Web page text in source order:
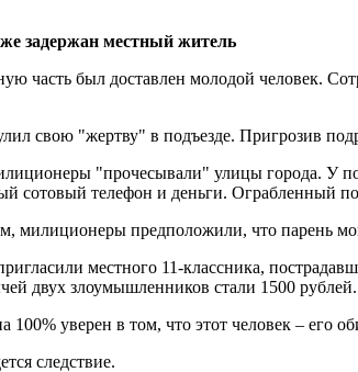
задержан местный житель
часть был доставлен молодой человек.
свою "жертву" в подъезде. Пригрозив
"прочесывали" улицы города. У
телефон и деньги. Ограбленный
милиционеры предположили, что парень
местного 11-классника,
двух злоумышленников стали 1500 рублей.
100% уверен в том, что этот человек – его
следствие.